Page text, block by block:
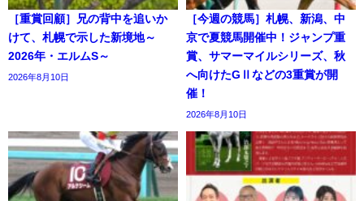
［重賞回顧］兄の背中を追いか
けて、札幌で示した新境地～
2026年・エルムS～
2026年8月10日
［今週の競馬］札幌、新潟、中
京で夏競馬開催中！ジャンプ重
賞、サマーマイルシリーズ、秋
へ向けたGⅡなどの3重賞が開
催！
2026年8月10日